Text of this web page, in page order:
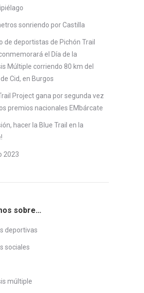
sonriendo por Castilla
de deportistas de Pichón Trail
el Día de la
Múltiple corriendo 80 km del
Cid, en Burgos
Project gana por segunda vez
premios nacionales EMbárcate
hacer la Blue Trail en la
2023
sobre…
deportivas
sociales
múltiple